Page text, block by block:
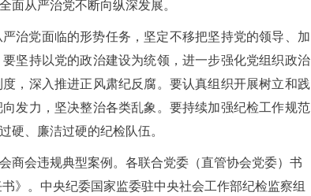
面从严治党不断向纵深发展。
治党面临的形势任务，坚定不移把坚持党的领导、加
坚持以党的政治建设为统领，进一步强化党组织政治
，深入推进正风肃纪反腐。要认真组织开展树立和践
发力，坚决整治各类乱象。要持续加强纪检工作规范
、廉洁过硬的纪检队伍。
商会违规典型案例。各联合党委（直管协会党委）书
》。中央纪委国家监委驻中央社会工作部纪检监察组